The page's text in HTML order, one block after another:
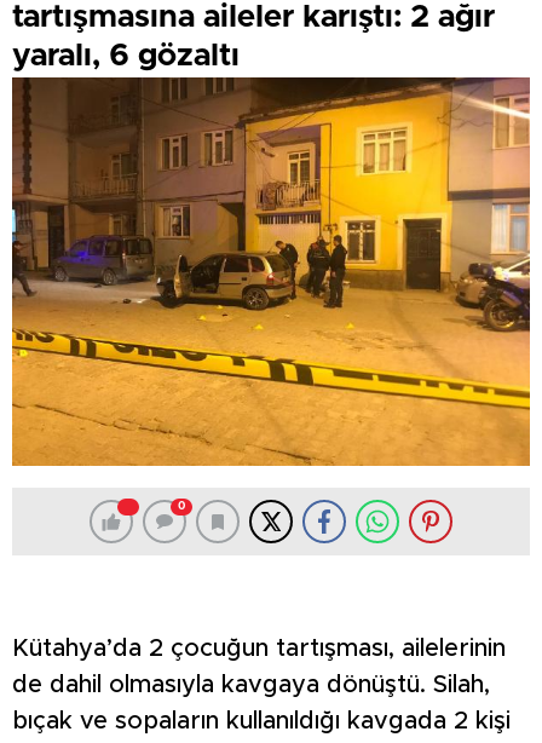
tartışmasına aileler karıştı: 2 ağır
yaralı, 6 gözaltı
0
Kütahya’da 2 çocuğun tartışması, ailelerinin
de dahil olmasıyla kavgaya dönüştü. Silah,
bıçak ve sopaların kullanıldığı kavgada 2 kişi